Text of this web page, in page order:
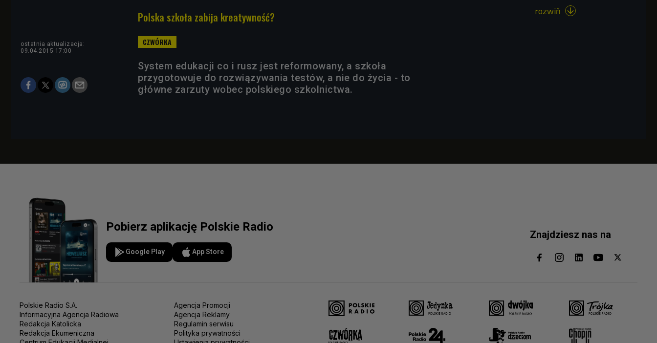
Polska szkoła zabija kreatywność?
ostatnia aktualizacja:
09.04.2015 17:00
System edukacji co i rusz jest reformowany, a szkoła
przygotowuje do rozwiązywania testów, a nie do życia - to
główne zarzuty wobec polskiego szkolnictwa.
rozwiń 
Pobierz aplikację Polskie Radio
Google Play App Store
Znajdziesz nas na
Polskie Radio S.A.
Informacyjna Agencja Radiowa
Redakcja Katolicka
Redakcja Ekumeniczna
Agencja Promocji
Agencja Reklamy
Regulamin serwisu
Polityka prywatności